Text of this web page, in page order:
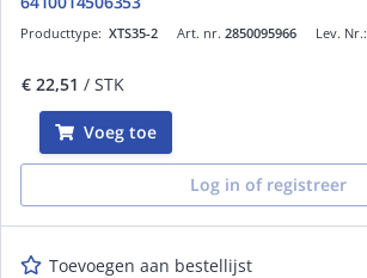
Art. nr. 2850095966
Producttype: XTS35-2 Lev. Nr.:
€ 22,51 / STK
Voeg toe
Log in of registreer
Toevoegen aan bestellijst